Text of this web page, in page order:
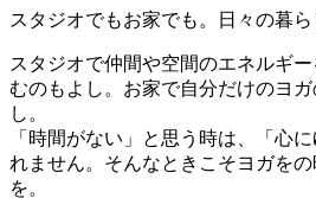
スタジオでもお家でも。日々の暮ら
スタジオで仲間や空間のエネルギ
むのもよし。お家で自分だけのヨ
し。
「時間がない」と思う時は、「心
れません。そんなときこそヨガを
を。